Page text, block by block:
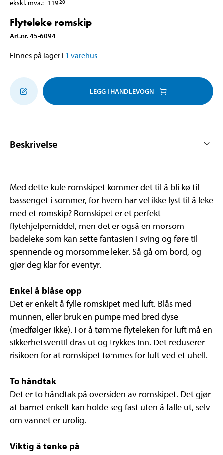
ekskl. mva.: 11920
Flyteleke romskip
Art.nr.45-6094
Finnes på lager i 1 varehus
LEGG I HANDLEVOGN
Beskrivelse
Med dette kule romskipet kommer det til å bli kø til
bassenget i sommer, for hvem har vel ikke lyst til å leke
med et romskip? Romskipet er et perfekt
flytehjelpemiddel, men det er også en morsom
badeleke som kan sette fantasien i sving og føre til
spennende og morsomme leker. Så gå om bord, og
gjør deg klar for eventyr.
Enkel å blåse opp
Det er enkelt å fylle romskipet med luft. Blås med
munnen, eller bruk en pumpe med bred dyse
(medfølger ikke). For å tømme flyteleken for luft må en
sikkerhetsventil dras ut og trykkes inn. Det reduserer
risikoen for at romskipet tømmes for luft ved et uhell.
To håndtak
Det er to håndtak på oversiden av romskipet. Det gjør
at barnet enkelt kan holde seg fast uten å falle ut, selv
om vannet er urolig.
Viktig å tenke på